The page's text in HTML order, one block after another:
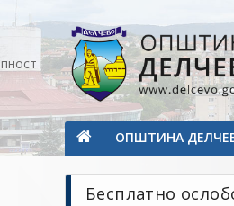
Општина Делчево
Општина Делчево
ОПШТИНА
Бесплатно